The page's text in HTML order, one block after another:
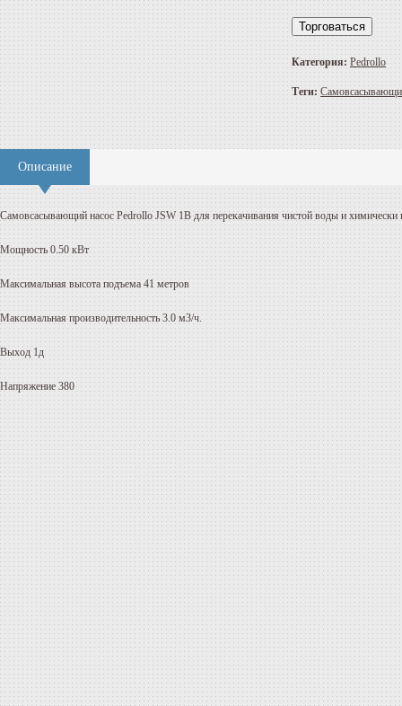
Торговаться
Категория: Pedrollo
Теги:
Описание
Самовсасывающий насос Pedrollo JSW 1B для перекачивания чистой воды и химически
Мощность 0.50 кВт
Максимальная высота подъема 41 метров
Максимальная производительность 3 0 м3/ч.
Выход 1д
Напряжение 380